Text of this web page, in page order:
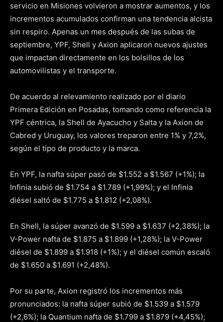
servicio en Misiones volvieron a mostrar aumentos, y los
incrementos acumulados confirman una tendencia alcista
sin respiro. Apenas un mes después de las subas de
septiembre, YPF, Shell y Axion aplicaron nuevos ajustes
que impactan directamente en los bolsillos de los
automovilistas y el transporte.
De acuerdo al relevamiento realizado por el diario
Primera Edición en Posadas, tomando como referencia la
YPF céntrica, la Shell de Ayacucho y Salta y la Axion de
Cabred y Uruguay, los valores treparon entre 1% y 7,2%,
según el tipo de producto y la marca.
En YPF, la nafta súper pasó de $1.552 a $1.567 (+1%); la
Infinia subió de $1.754 a $1.789 (+1,99%); y el Infinia
diésel saltó de $1.775 a $1.812 (+2,08%).
En Shell, la súper avanzó de $1.599 a $1.637 (+2,38%); la
V-Power nafta de $1.875 a $1.899 (+1,28%); la V-Power
diésel de $1.899 a $1.918 (+1%); y el diésel común escaló
de $1.650 a $1.691 (+2,48%).
Por su parte, Axion registró los incrementos más
pronunciados: la nafta súper subió de $1.539 a $1.579
(+2,6%); la Quantium nafta de $1.799 a $1.879 (+4,45%);